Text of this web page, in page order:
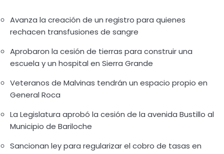
Avanza la creación de un registro para quienes
rechacen transfusiones de sangre
Aprobaron la cesión de tierras para construir una
escuela y un hospital en Sierra Grande
Veteranos de Malvinas tendrán un espacio propio en
General Roca
La Legislatura aprobó la cesión de la avenida Bustillo al
Municipio de Bariloche
Sancionan ley para regularizar el cobro de tasas en